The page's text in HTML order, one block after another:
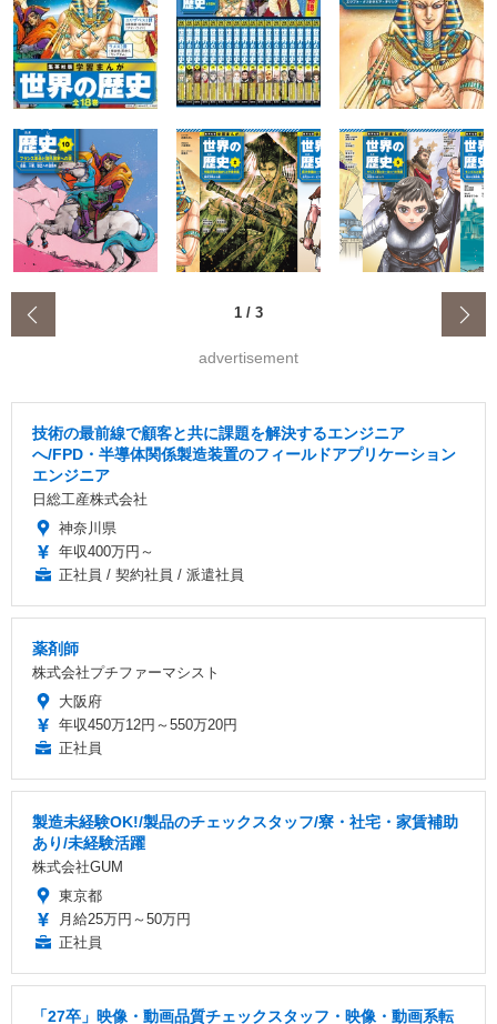
1 / 3
advertisement
技術の最前線で顧客と共に課題を解決するエンジニア
へ/FPD・半導体関係製造装置のフィールドアプリケーション
エンジニア
日総工産株式会社
神奈川県
年収400万円～
正社員 / 契約社員 / 派遣社員
薬剤師
株式会社プチファーマシスト
大阪府
年収450万12円～550万20円
正社員
製造未経験OK!/製品のチェックスタッフ/寮・社宅・家賃補助
あり/未経験活躍
株式会社GUM
東京都
月給25万円～50万円
正社員
「27卒」映像・動画品質チェックスタッフ・映像・動画系転